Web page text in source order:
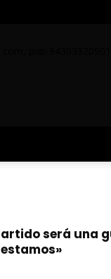
será una